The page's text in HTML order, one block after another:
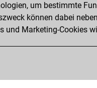
You
You
um bestimmte
können dabei
und Marketing-Cookies